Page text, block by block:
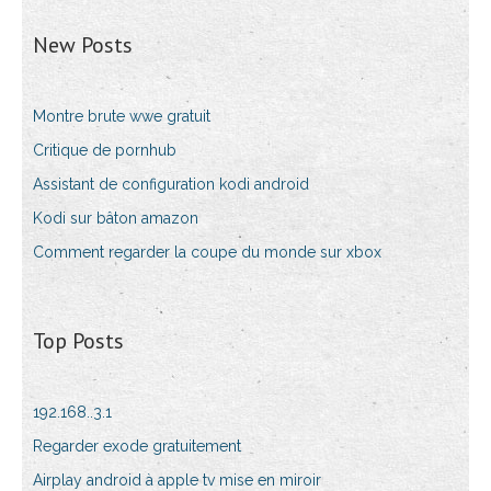
New Posts
Montre brute wwe gratuit
Critique de pornhub
Assistant de configuration kodi android
Kodi sur bâton amazon
Comment regarder la coupe du monde sur xbox
Top Posts
192.168..3.1
Regarder exode gratuitement
Airplay android à apple tv mise en miroir